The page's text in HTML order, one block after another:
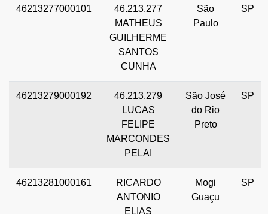
46213277000101
46.213.277
MATHEUS
GUILHERME
SANTOS
CUNHA
São
Paulo
SP
46213279000192
46.213.279
LUCAS
FELIPE
MARCONDES
PELAI
São José
do Rio
Preto
SP
46213281000161
RICARDO
ANTONIO
ELIAS
Mogi
Guaçu
SP